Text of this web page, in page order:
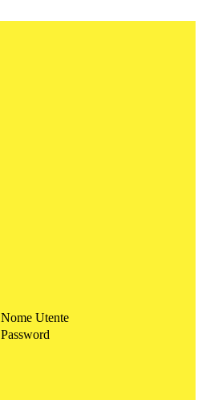
Nome Utente
Password